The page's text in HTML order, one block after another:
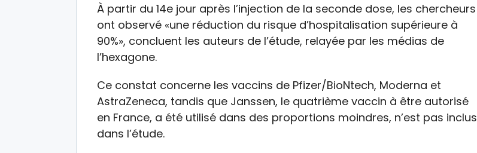
À partir du 14e jour après l’injection de la seconde dose, les chercheurs
ont observé «une réduction du risque d’hospitalisation supérieure à
90%», concluent les auteurs de l’étude, relayée par les médias de
l’hexagone.
Ce constat concerne les vaccins de Pfizer/BioNtech, Moderna et
AstraZeneca, tandis que Janssen, le quatrième vaccin à être autorisé
en France, a été utilisé dans des proportions moindres, n’est pas inclus
dans l’étude.